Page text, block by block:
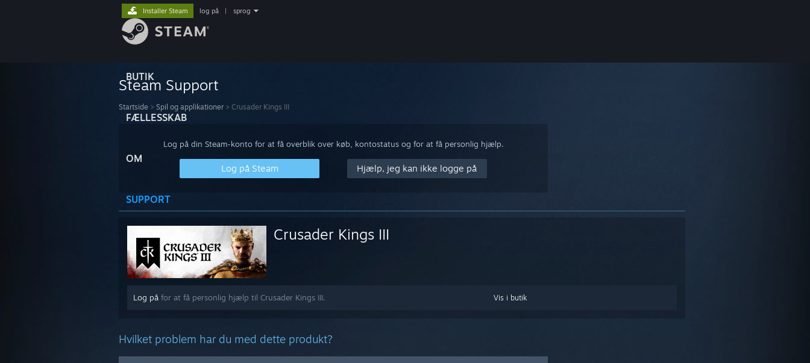
BUTIK
FÆLLESSKAB
OM
SUPPORT
Installer Steam log på sprog
Steam Support
Startside > Spil og applikationer > Crusader Kings III
Log på din Steam-konto for at få overblik over køb, kontostatus og for at få personlig hjælp.
Log på Steam Hjælp, jeg kan ikke logge på
Crusader Kings III
Vis i butik
Log på for at få personlig hjælp til Crusader Kings III.
Hvilket problem har du med dette produkt?